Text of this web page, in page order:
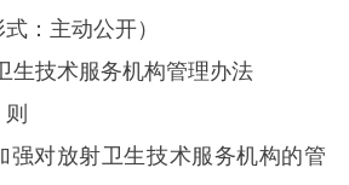
主动公开）
技术服务机构管理办法
放射卫生技术服务机构的管